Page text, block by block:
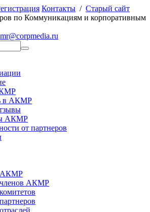
Контакты / Старый сайт
по Коммуникациям и корпоративным
в АКМР
АКМР
от партнеров
АКМР
АКМР